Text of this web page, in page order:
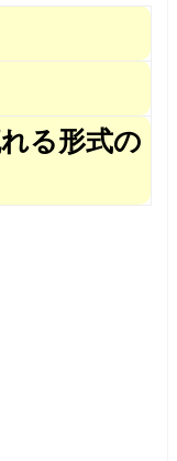
る形式の